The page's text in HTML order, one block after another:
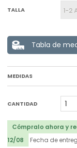
TALLA
Tabla de
MEDIDAS
CANTIDAD
Cómpralo ahora y
12/08
Fecha de